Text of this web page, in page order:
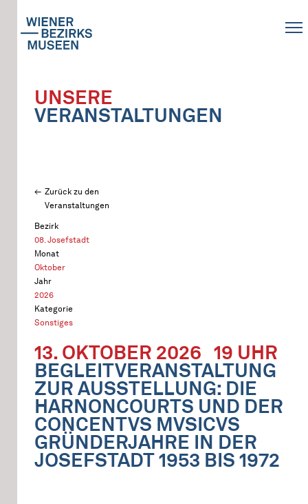
UNSERE
VERANSTALTUNGEN
Zurück zu den
Veranstaltungen
Bezirk
08. Josefstadt
Monat
Oktober
Jahr
2026
Kategorie
Sonstiges
13. OKTOBER 2026 19 UHR
BEGLEITVERANSTALTUNG
ZUR AUSSTELLUNG: DIE
HARNONCOURTS UND DER
CONCENTVS MVSICVS
GRÜNDERJAHRE IN DER
JOSEFSTADT 1953 BIS 1972